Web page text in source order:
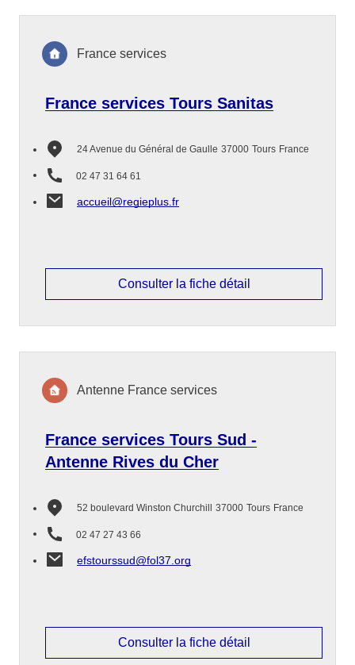
France services Tours Sanitas
24 Avenue du Général de Gaulle 37000 Tours France
02 47 31 64 61
accueil@regieplus.fr
France services
Consulter la fiche détail
France services Tours Sud -
Antenne Rives du Cher
52 boulevard Winston Churchill 37000 Tours France
02 47 27 43 66
efstourssud@fol37.org
Antenne France services
Consulter la fiche détail